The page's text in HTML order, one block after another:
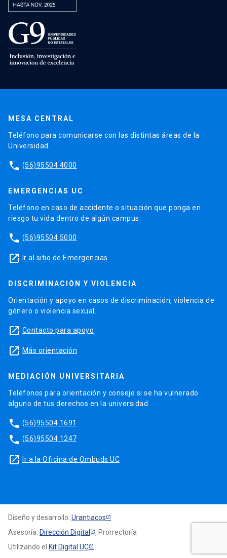
MESA CENTRAL
Teléfono para comunicarse con las distintas áreas de la
Universidad.
phone (56)95504 4000
EMERGENCIAS UC
Teléfono en caso de accidente o situación que ponga en
riesgo tu vida dentro de algún campus.
phone (56)95504 5000
launch Ir al sitio de Emergencias
DISCRIMINACIÓN Y VIOLENCIA
Orientación y apoyo en casos de discriminación, violencia de
género o violencia sexual.
launch Contacto para apoyo
launch Más orientación
MEDIACIÓN UNIVERSITARIA
Teléfonos para orientación y consejo si se ha vulnerado
alguno de tus derechos en la universidad.
phone (56)95504 1691
phone (56)95504 1247
launch Ir a la Oficina de Ombuds UC
Diseño y desarrollo: Urantiacos
Asesoría: Dirección Digital
, Prorrectoría
Utilizando el Kit Digital UC